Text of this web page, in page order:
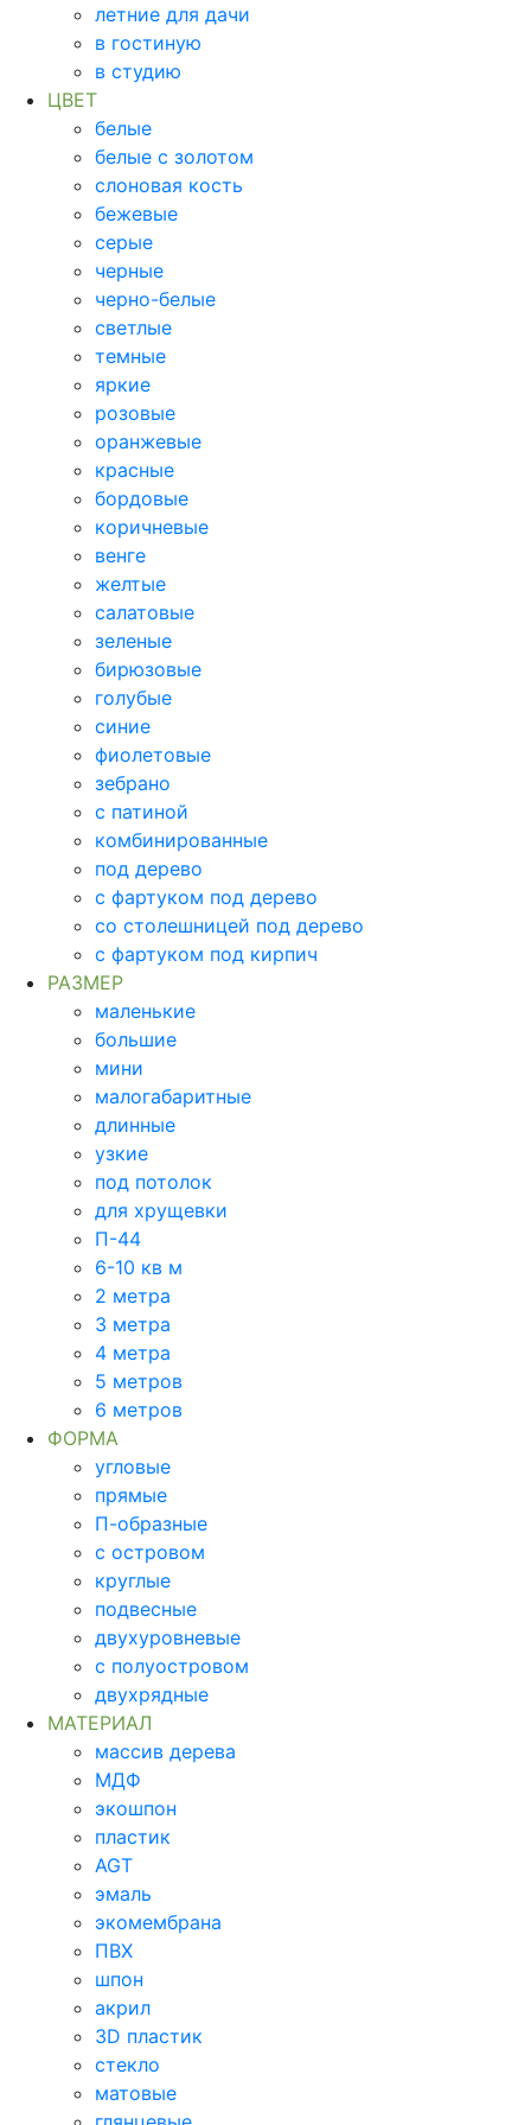
летние для дачи
в гостиную
в студию
ЦВЕТ
белые
белые с золотом
слоновая кость
бежевые
серые
черные
черно-белые
светлые
темные
яркие
розовые
оранжевые
красные
бордовые
коричневые
венге
желтые
салатовые
зеленые
бирюзовые
голубые
синие
фиолетовые
зебрано
с патиной
комбинированные
под дерево
с фартуком под дерево
со столешницей под дерево
с фартуком под кирпич
РАЗМЕР
маленькие
большие
мини
малогабаритные
длинные
узкие
под потолок
для хрущевки
П-44
6-10 кв м
2 метра
3 метра
4 метра
5 метров
6 метров
ФОРМА
угловые
прямые
П-образные
с островом
круглые
подвесные
двухуровневые
с полуостровом
двухрядные
МАТЕРИАЛ
массив дерева
МДФ
экошпон
пластик
AGT
эмаль
экомембрана
ПВХ
шпон
акрил
3D пластик
стекло
матовые